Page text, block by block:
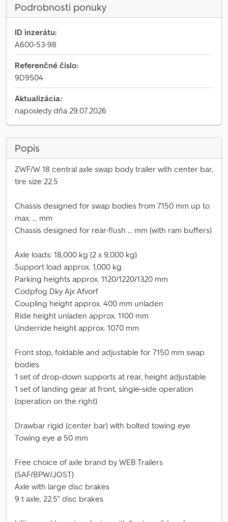
Podrobnosti ponuky
ID inzerátu:
A600-53-98
Referenčné číslo:
9D9504
Aktualizácia:
naposledy dňa 29.07.2026
Popis
ZWF/W 18 central axle swap body trailer with center bar,
tire size 22.5
Chassis designed for swap bodies from 7150 mm up to
max. ... mm
Chassis designed for rear-flush ... mm (with ram buffers)
Axle loads: 18,000 kg (2 x 9,000 kg)
Support load approx. 1,000 kg
Parking heights approx. 1120/1220/1320 mm
Codpfog Dky Ajx Afvorf
Coupling height approx. 400 mm unladen
Ride height unladen approx. 1100 mm
Underride height approx. 1070 mm
Front stop, foldable and adjustable for 7150 mm swap
bodies
1 set of drop-down supports at rear, height adjustable
1 set of landing gear at front, single-side operation
(operation on the right)
Drawbar rigid (center bar) with bolted towing eye
Towing eye ø 50 mm
Free choice of axle brand by WEB Trailers
(SAF/BPW/JOST)
Axle with large disc brakes
9 t axle, 22.5" disc brakes